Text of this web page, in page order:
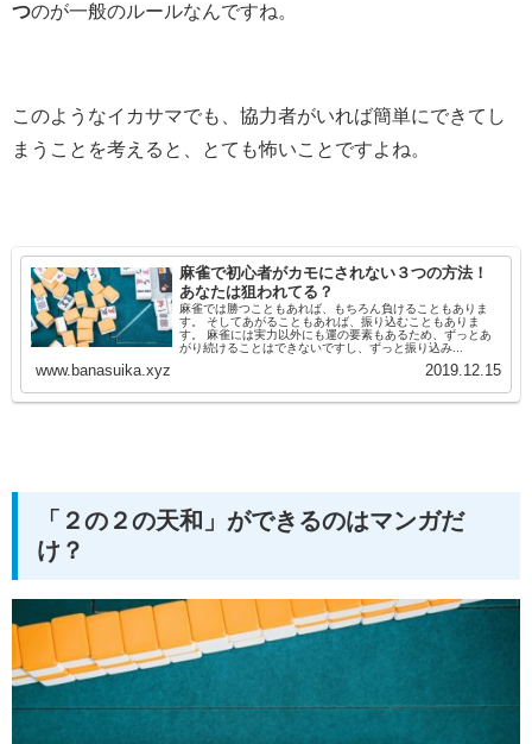
つのが一般のルールなんですね。
このようなイカサマでも、協力者がいれば簡単にできてし
まうことを考えると、とても怖いことですよね。
麻雀で初心者がカモにされない３つの方法！
あなたは狙われてる？
麻雀では勝つこともあれば、もちろん負けることもありま
す。 そしてあがることもあれば、振り込むこともありま
す。 麻雀には実力以外にも運の要素もあるため、ずっとあ
がり続けることはできないですし、ずっと振り込み...
www.banasuika.xyz 2019.12.15
「２の２の天和」ができるのはマンガだ
け？